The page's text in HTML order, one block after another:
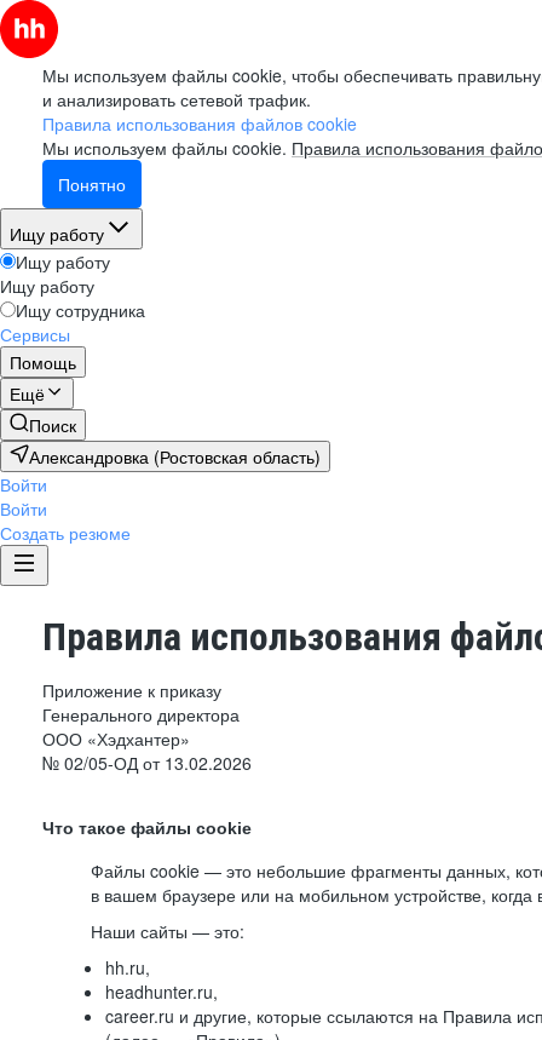
Мы используем файлы cookie, чтобы обеспечивать
и анализировать сетевой трафик.
Правила использования файлов cookie
Мы используем файлы cookie. Правила использования
Понятно
Ищу работу
Ищу работу
Ищу работу
Ищу сотрудника
Сервисы
Помощь
Ещё
Поиск
Александровка (Ростовская область)
Войти
Войти
Создать резюме
Правила использования
Приложение к приказу
Генерального директора
ООО «Хэдхантер»
№ 02/05-ОД от 13.02.2026
Что такое файлы cookie
Файлы cookie — это небольшие фрагменты данных,
в вашем браузере или на мобильном устройстве,
Наши сайты — это:
hh.ru,
headhunter.ru,
career.ru и другие, которые ссылаются на Правила